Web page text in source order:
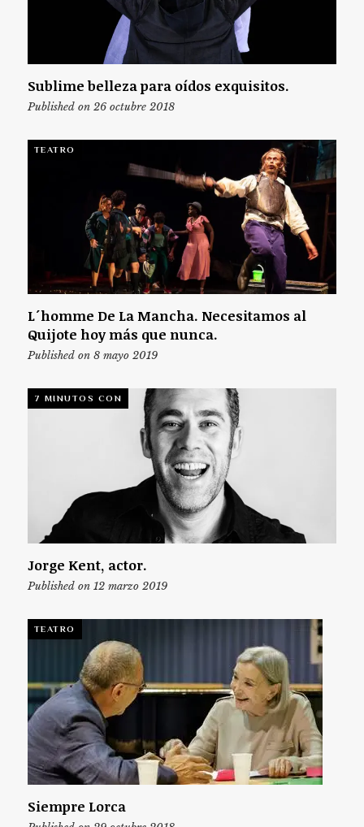
Sublime belleza para oídos exquisitos.
Published on 26 octubre 2018
TEATRO
L´homme De La Mancha. Necesitamos al
Quijote hoy más que nunca.
Published on 8 mayo 2019
7 MINUTOS CON
Jorge Kent, actor.
Published on 12 marzo 2019
TEATRO
Siempre Lorca